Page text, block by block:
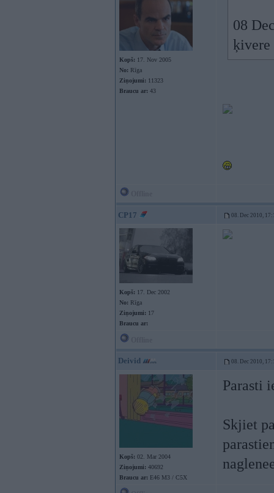
Kopš: 17. Nov 2005
No: Rīga
Ziņojumi: 11323
Braucu ar: 43
08
ķivere
CP17 08. Dec 2010,
Kopš: 17. Dec 2002
No: Rīga
Ziņojumi: 17
Braucu ar:
Deivid 08. Dec 2010,
Kopš: 02. Mar 2004
Ziņojumi: 40692
Braucu ar: E46 M3 / C5X
Parasti
Skjiet